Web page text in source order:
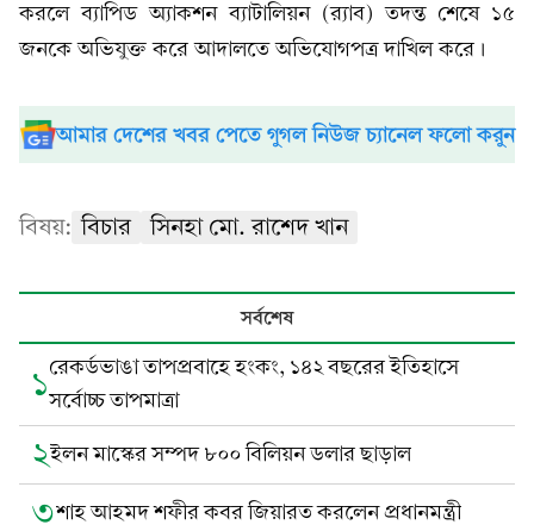
করলে ব্যাপিড অ্যাকশন ব্যাটালিয়ন (র‍্যাব) তদন্ত শেষে ১৫
জনকে অভিযুক্ত করে আদালতে অভিযোগপত্র দাখিল করে।
আমার দেশের খবর পেতে গুগল নিউজ চ্যানেল ফলো করুন
বিষয়: বিচার সিনহা মো. রাশেদ খান
সর্বশেষ
১রেকর্ডভাঙা তাপপ্রবাহে হংকং, ১৪২ বছরের ইতিহাসে
সর্বোচ্চ তাপমাত্রা
২ইলন মাস্কের সম্পদ ৮০০ বিলিয়ন ডলার ছাড়াল
৩শাহ আহমদ শফীর কবর জিয়ারত করলেন প্রধানমন্ত্রী